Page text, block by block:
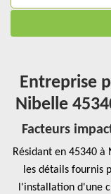
Entreprise
Nibelle
Facteurs
Résidant en 45340
les détails fournis
l'installation d'une